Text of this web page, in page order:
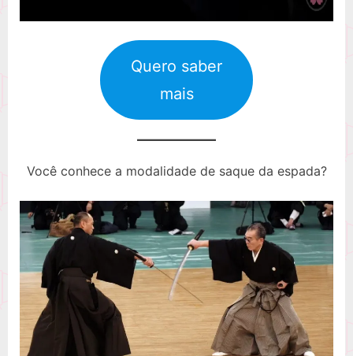
Quero saber
mais
Você conhece a modalidade de saque da espada?